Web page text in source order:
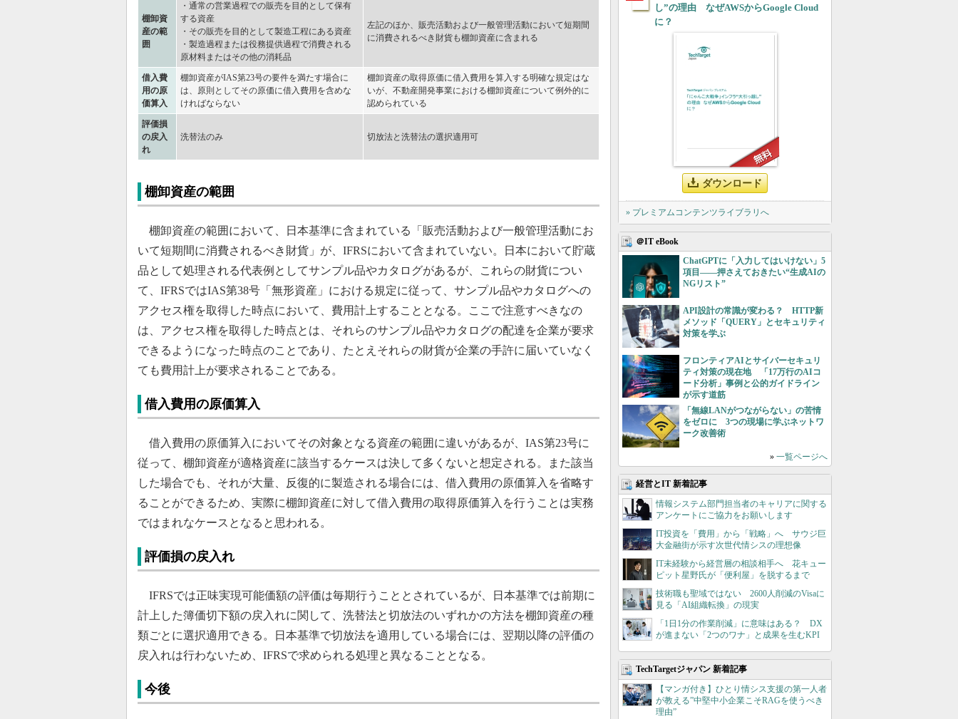
棚卸資
産の範
囲
・通常の営業過程での販売を目的として保有
する資産
・その販売を目的として製造工程にある資産
・製造過程または役務提供過程で消費される
原材料またはその他の消耗品
左記のほか、販売活動および一般管理活動において短期間
に消費されるべき財貨も棚卸資産に含まれる
借入費
用の原
価算入
棚卸資産がIAS第23号の要件を満たす場合に
は、原則としてその原価に借入費用を含めな
ければならない
棚卸資産の取得原価に借入費用を算入する明確な規定はな
いが、不動産開発事業における棚卸資産について例外的に
認められている
評価損
の戻入
れ
洗替法のみ 切放法と洗替法の選択適用可
棚卸資産の範囲
棚卸資産の範囲において、日本基準に含まれている「販売活動および一般管理活動にお
いて短期間に消費されるべき財貨」が、IFRSにおいて含まれていない。日本において貯蔵
品として処理される代表例としてサンプル品やカタログがあるが、これらの財貨につい
て、IFRSではIAS第38号「無形資産」における規定に従って、サンプル品やカタログへの
アクセス権を取得した時点において、費用計上することとなる。ここで注意すべきなの
は、アクセス権を取得した時点とは、それらのサンプル品やカタログの配達を企業が要求
できるようになった時点のことであり、たとえそれらの財貨が企業の手許に届いていなく
ても費用計上が要求されることである。
借入費用の原価算入
借入費用の原価算入においてその対象となる資産の範囲に違いがあるが、IAS第23号に
従って、棚卸資産が適格資産に該当するケースは決して多くないと想定される。また該当
した場合でも、それが大量、反復的に製造される場合には、借入費用の原価算入を省略す
ることができるため、実際に棚卸資産に対して借入費用の取得原価算入を行うことは実務
ではまれなケースとなると思われる。
評価損の戻入れ
IFRSでは正味実現可能価額の評価は毎期行うこととされているが、日本基準では前期に
計上した簿価切下額の戻入れに関して、洗替法と切放法のいずれかの方法を棚卸資産の種
類ごとに選択適用できる。日本基準で切放法を適用している場合には、翌期以降の評価の
戻入れは行わないため、IFRSで求められる処理と異なることとなる。
今後
し”の理由 なぜAWSからGoogle Cloud
に？
ダウンロード
» プレミアムコンテンツライブラリへ
＠IT eBook
ChatGPTに「入力してはいけない」5
項目――押さえておきたい“生成AIの
NGリスト”
API設計の常識が変わる？ HTTP新
メソッド「QUERY」とセキュリティ
対策を学ぶ
フロンティアAIとサイバーセキュリ
ティ対策の現在地 「17万行のAIコ
ード分析」事例と公的ガイドライン
が示す道筋
「無線LANがつながらない」の苦情
をゼロに 3つの現場に学ぶネットワ
ーク改善術
» 一覧ページへ
経営とIT 新着記事
情報システム部門担当者のキャリアに関する
アンケートにご協力をお願いします
IT投資を「費用」から「戦略」へ サウジ巨
大金融街が示す次世代情シスの理想像
IT未経験から経営層の相談相手へ 花キュー
ピット星野氏が「便利屋」を脱するまで
技術職も聖域ではない 2600人削減のVisaに
見る「AI組織転換」の現実
「1日1分の作業削減」に意味はある？ DX
が進まない「2つのワナ」と成果を生むKPI
TechTargetジャパン 新着記事
【マンガ付き】ひとり情シス支援の第一人者
が教える”中堅中小企業こそRAGを使うべき
理由”